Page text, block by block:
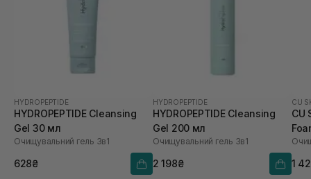
HYDROPEPTIDE
HYDROPEPTIDE Cleansing
Gel 30 мл
Очищувальний гель 3в1
628₴
HYDROPEPTIDE
HYDROPEPTIDE Cleansing
Gel 200 мл
Очищувальний гель 3в1
2 198₴
CU
CU
1